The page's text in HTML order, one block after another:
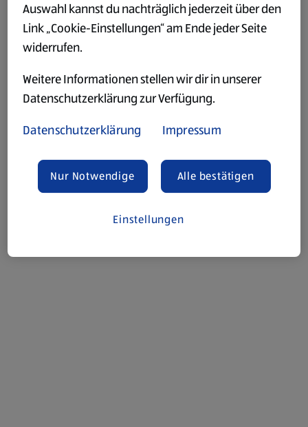
Auswahl kannst du nachträglich jederzeit über den
Link „Cookie-Einstellungen“ am Ende jeder Seite
widerrufen.
Weitere Informationen stellen wir dir in unserer
Datenschutzerklärung zur Verfügung.
Datenschutzerklärung
Impressum
Einstellungen
Nur Notwendige Alle bestätigen